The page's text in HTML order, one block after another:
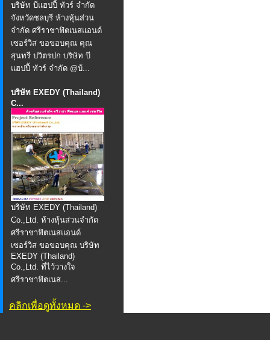
บริษัท บีแฮปปี้ ทัวร์ จำกัด
จังหวัดชลบุรี ห้างหุ้นส่วน
จำกัด ศรีราชาฟิตเนสแอนด์
เซอร์วิส ขอขอบคุณ คุณ
สุนทรี ปวิตรปก บริษัท บี
แฮปปี้ ทัวร์ จำกัด @บ้...
บริษัท EXEDY (Thailand)
C...
บริษัท EXEDY (Thailand)
Co.,Ltd. ห้างหุ้นส่วนจำกัด
ศรีราชาฟิตเนสแอนด์
เซอร์วิส ขอขอบคุณ บริษัท
EXEDY (Thailand)
Co.,Ltd. ที่ไว้วางใจ
ศรีราชาฟิตเนส...
คลิกเพื่อดูทั้งหมด ->